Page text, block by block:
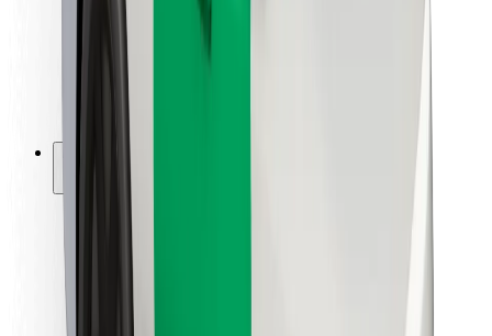
Platser
Stadslösningar
Bolt laddstationer
För kunder
För förare
Bolt Food